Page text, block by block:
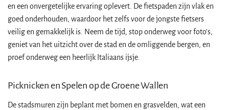
en een onvergetelijke ervaring oplevert. De fietspaden zijn vlak en
goed onderhouden, waardoor het zelfs voor de jongste fietsers
veilig en gemakkelijk is. Neem de tijd, stop onderweg voor foto's,
geniet van het uitzicht over de stad en de omliggende bergen, en
proef onderweg een heerlijk Italiaans ijsje.
Picknicken en Spelen op de Groene Wallen
De stadsmuren zijn beplant met bomen en grasvelden, wat een